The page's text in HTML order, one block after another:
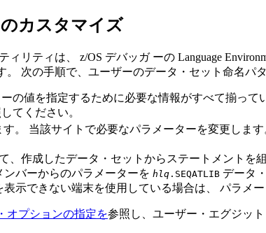
のカスタマイズ
ィリティは 、 z/OS デバッガーの Language
次の手順で、ユーザーのデータ・セット命名パ
の値を指定するために必要な情報がすべて揃っ
てください。
す。 当該サイトで必要なパラメーターを変更しま
、作成したデータ・セットからステートメントを組
バーからのパラメーターを hlq .SEQATLIB データ
示できない端末を使用している場合は、 パラメ
オプションの指定を参照し、ユーザー・エグジッ